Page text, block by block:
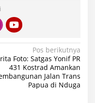
Pos berikutnya
Foto: Satgas Yonif PR
431 Kostrad Amankan
Jalan Trans
Papua di Nduga